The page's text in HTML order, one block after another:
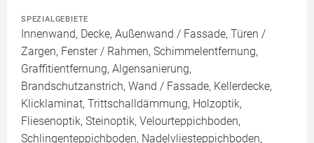
SPEZIALGEBIETE
Innenwand, Decke, Außenwand / Fassade, Türen /
Zargen, Fenster / Rahmen, Schimmelentfernung,
Graffitientfernung, Algensanierung,
Brandschutzanstrich, Wand / Fassade, Kellerdecke,
Klicklaminat, Trittschalldämmung, Holzoptik,
Fliesenoptik, Steinoptik, Velourteppichboden,
Schlingenteppichboden, Nadelvliesteppichboden,